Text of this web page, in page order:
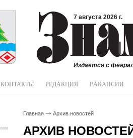
7 августа 2026 г.
Издается с
КОНТАКТЫ РЕДАКЦИЯ ВАКАНСИИ
Главная Архив новостей
АРХИВ